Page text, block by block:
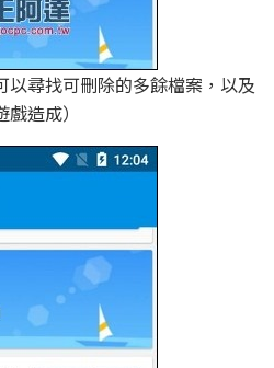
尋找可刪除的多餘檔案，以及
造成）